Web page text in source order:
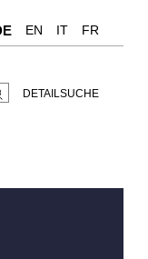
EN IT FR
DETAILSUCHE